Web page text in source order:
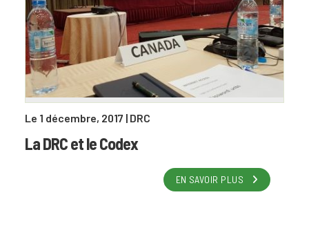
Le 1 décembre, 2017 | DRC
La DRC et le Codex
EN SAVOIR PLUS